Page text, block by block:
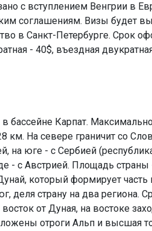
с вступлением Венгрии в
соглашениям. Визы будет
в Санкт-Петербурге. Срок
- 40$, въездная
бассейне Карпат.
км. На севере граничит со
на юге - с Сербией
- с Австрией. Площадь
который формирует часть
деля страну на два региона.
от Дуная, на востоке
отроги Альп и высшая